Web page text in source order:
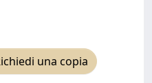
una copia